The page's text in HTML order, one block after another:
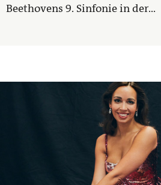
Beethovens 9. Sinfonie in der...